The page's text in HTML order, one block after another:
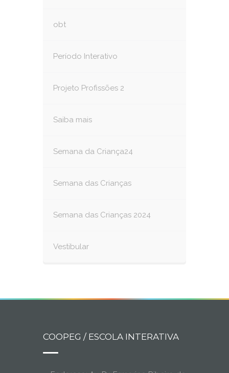
obt
Período Interativo
Projeto Profissões 2
Saiba mais
Semana da Criança24
Semana das Crianças
Semana das Crianças 2024
Vestibular
COOPEG / ESCOLA INTERATIVA